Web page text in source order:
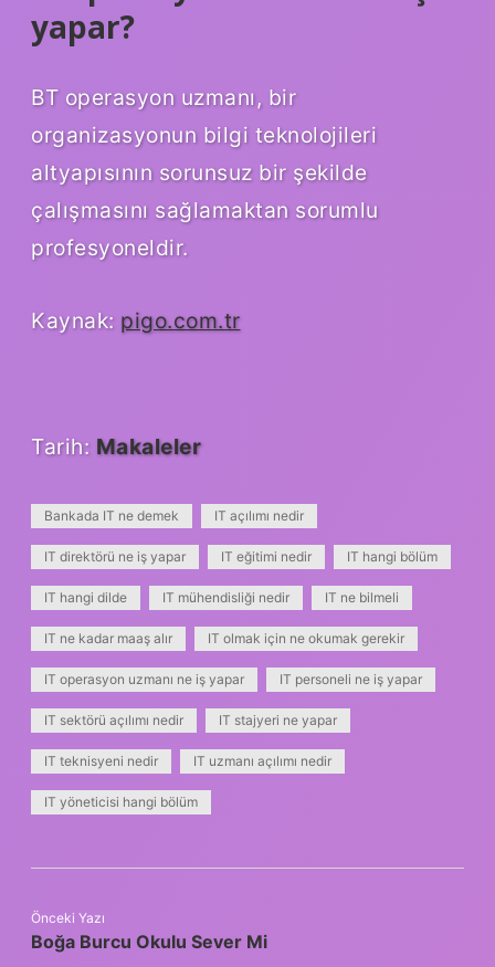
yapar?
BT operasyon uzmanı, bir
organizasyonun bilgi teknolojileri
altyapısının sorunsuz bir şekilde
çalışmasını sağlamaktan sorumlu
profesyoneldir.
Kaynak: pigo.com.tr
Tarih: Makaleler
Bankada IT ne demek IT açılımı nedir
IT direktörü ne iş yapar IT eğitimi nedir IT hangi bölüm
IT hangi dilde IT mühendisliği nedir IT ne bilmeli
IT ne kadar maaş alır IT olmak için ne okumak gerekir
IT operasyon uzmanı ne iş yapar IT personeli ne iş yapar
IT sektörü açılımı nedir IT stajyeri ne yapar
IT teknisyeni nedir IT uzmanı açılımı nedir
IT yöneticisi hangi bölüm
Önceki Yazı
Boğa Burcu Okulu Sever Mi